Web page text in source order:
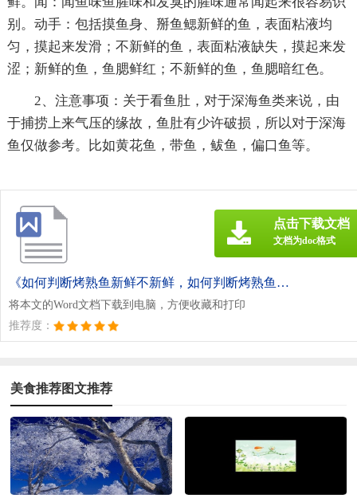
别。动手：包括摸鱼身、掰鱼鳃新鲜的鱼，表面粘液均
匀，摸起来发滑；不新鲜的鱼，表面粘液缺失，摸起来发
涩；新鲜的鱼，鱼腮鲜红；不新鲜的鱼，鱼腮暗红色。
2、注意事项：关于看鱼肚，对于深海鱼类来说，由
于捕捞上来气压的缘故，鱼肚有少许破损，所以对于深海
鱼仅做参考。比如黄花鱼，带鱼，鲅鱼，偏口鱼等。
《如何判断烤熟鱼新鲜不新鲜，如何判断烤熟鱼新鲜不新鲜的区别.doc》
将本文的Word文档下载到电脑，方便收藏和打印
推荐度：
点击下载文档
文档为doc格式
美食推荐图文推荐